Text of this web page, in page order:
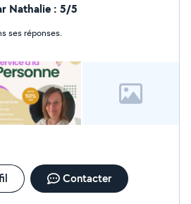
beaucoup le contacts des
si
services
Nathalie : 5/5
ses réponses.
Contacter